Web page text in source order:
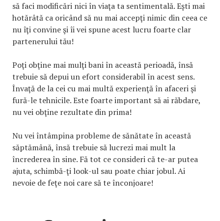
să faci modificări nici în viaţa ta sentimentală. Eşti mai
hotărâtă ca oricând să nu mai accepţi nimic din ceea ce
nu îţi convine şi îi vei spune acest lucru foarte clar
partenerului tău!
Poţi obţine mai mulţi bani în această perioadă, însă
trebuie să depui un efort considerabil în acest sens.
Învaţă de la cei cu mai multă experienţă în afaceri şi
fură-le tehnicile. Este foarte important să ai răbdare,
nu vei obţine rezultate din prima!
Nu vei întâmpina probleme de sănătate în această
săptămână, însă trebuie să lucrezi mai mult la
încrederea în sine. Fă tot ce consideri că te-ar putea
ajuta, schimbă-ţi look-ul sau poate chiar jobul. Ai
nevoie de feţe noi care să te înconjoare!